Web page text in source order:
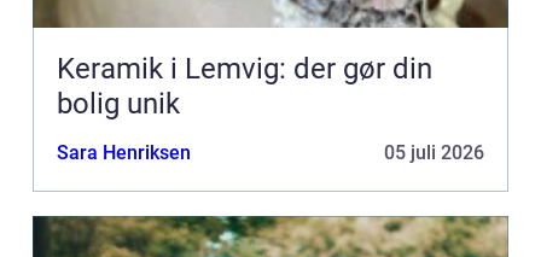
Keramik i Lemvig: der gør din
bolig unik
Sara Henriksen 05 juli 2026